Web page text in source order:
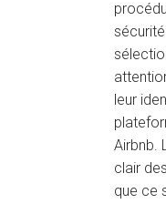
leur
Airbnb.
clair
que ce